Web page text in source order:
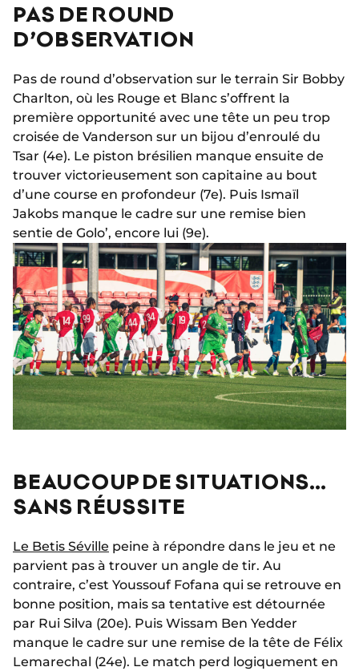
PAS DE ROUND
D’OBSERVATION
Pas de round d’observation sur le terrain Sir Bobby
Charlton, où les Rouge et Blanc s’offrent la
première opportunité avec une tête un peu trop
croisée de Vanderson sur un bijou d’enroulé du
Tsar (4e). Le piston brésilien manque ensuite de
trouver victorieusement son capitaine au bout
d’une course en profondeur (7e). Puis Ismaïl
Jakobs manque le cadre sur une remise bien
sentie de Golo’, encore lui (9e).
BEAUCOUP DE SITUATIONS…
SANS RÉUSSITE
Le Betis Séville peine à répondre dans le jeu et ne
parvient pas à trouver un angle de tir. Au
contraire, c’est Youssouf Fofana qui se retrouve en
bonne position, mais sa tentative est détournée
par Rui Silva (20e). Puis Wissam Ben Yedder
manque le cadre sur une remise de la tête de Félix
Lemarechal (24e). Le match perd logiquement en